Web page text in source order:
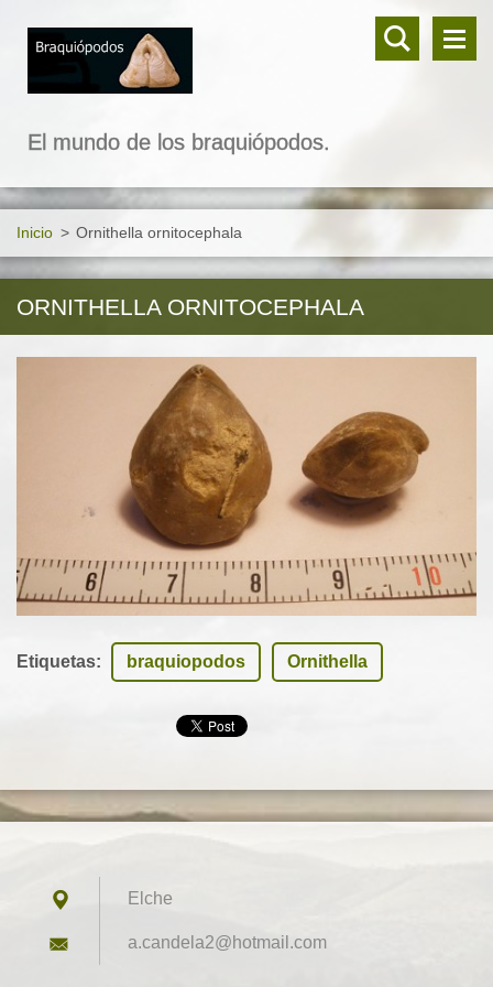
El mundo de los braquiópodos.
Inicio > Ornithella ornitocephala
ORNITHELLA ORNITOCEPHALA
Etiquetas: braquiopodos Ornithella
Elche
a.candel a2@hotmail.com